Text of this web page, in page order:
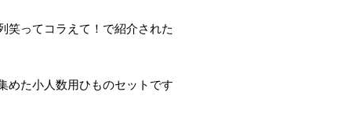
笑ってコラえて！で紹介された
めた小人数用ひものセットです